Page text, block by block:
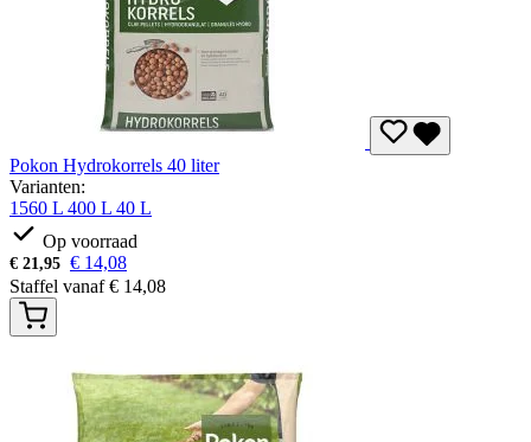
Pokon Hydrokorrels 40 liter
Varianten:
1560 L 400 L 40 L
Op voorraad
€ 21,95 € 14,08
Staffel vanaf€ 14,08